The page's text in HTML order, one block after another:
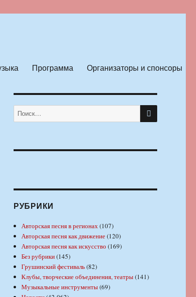
Программа Организаторы и спонсоры
Искать: ПОИСК
РУБРИКИ
Авторская песня в регионах(107)
Авторская песня как движение(120)
Авторская песня как искусство (169)
Без рубрики(145)
Грушинский фестиваль(82)
Клубы, творческие объединения, театры(141)
Музыкальные инструменты(69)